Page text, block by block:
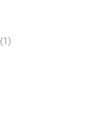
(1)